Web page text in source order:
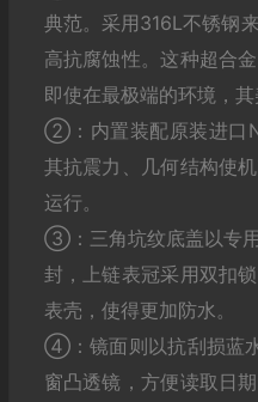
典范。采用316L不锈钢
高抗腐蚀性。这种超合
即使在最极端的环境，其
②：内置装配原装进口
其抗震力、几何结构使
运行。
③：三角坑纹底盖以专
封，上链表冠采用双扣
表壳，使得更加防水。
④：镜面则以抗刮损蓝
窗凸透镜，方便读取日